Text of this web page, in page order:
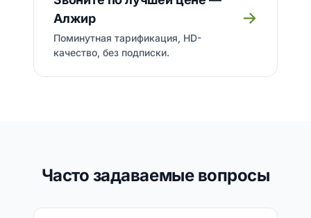
Алжир
Поминутная тарификация, HD-
качество, без подписки.
→
Часто задаваемые вопросы